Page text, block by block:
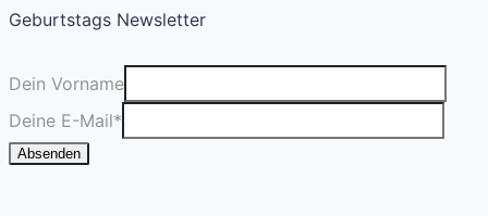
Geburtstags Newsletter
Dein Vorname
Deine E-Mail*
Absenden